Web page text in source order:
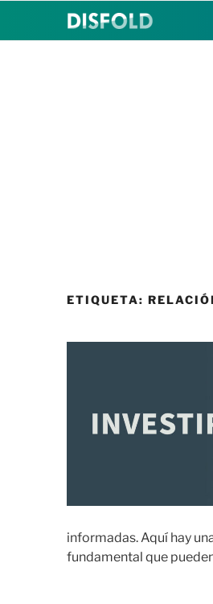
ETIQUETA:
informadas. Aquí hay
fundamental que